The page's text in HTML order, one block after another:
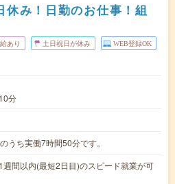
み！日勤のお仕事！組
あり 土日祝日が休み WEB登録OK
分
うち実働7時間50分です。
間以内(最短2日目)のスピード就業が可